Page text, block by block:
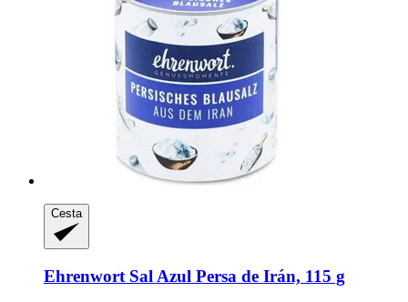
Cesta
Ehrenwort Sal Azul Persa de Irán, 115 g